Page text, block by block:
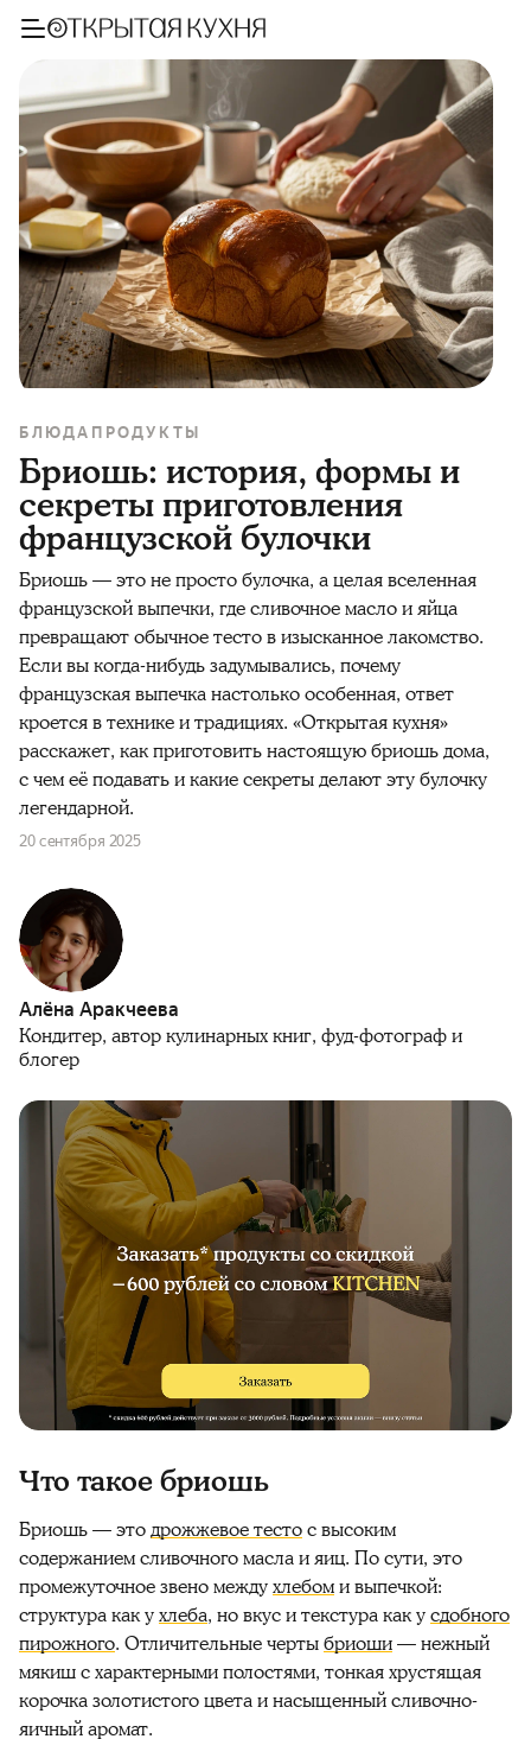
БЛЮДА ПРОДУКТЫ
Бриошь: история, формы и
секреты приготовления
французской булочки
Бриошь — это не просто булочка, а целая вселенная
французской выпечки, где сливочное масло и яйца
превращают обычное тесто в изысканное лакомство.
Если вы когда-нибудь задумывались, почему
французская выпечка настолько особенная, ответ
кроется в технике и традициях. «Открытая кухня»
расскажет, как приготовить настоящую бриошь дома,
с чем её подавать и какие секреты делают эту булочку
легендарной.
20 сентября 2025
Алёна Аракчеева
Кондитер, автор кулинарных книг, фуд-фотограф и
блогер
Что такое бриошь
Бриошь — этодрожжевое тестос высоким
содержанием сливочного масла и яиц. По сути, это
промежуточное звено междухлебоми выпечкой:
структура как ухлеба, но вкус и текстура как усдобного
пирожного. Отличительные чертыбриоши— нежный
мякиш с характерными полостями, тонкая хрустящая
корочка золотистого цвета и насыщенный сливочно-
яичный аромат.